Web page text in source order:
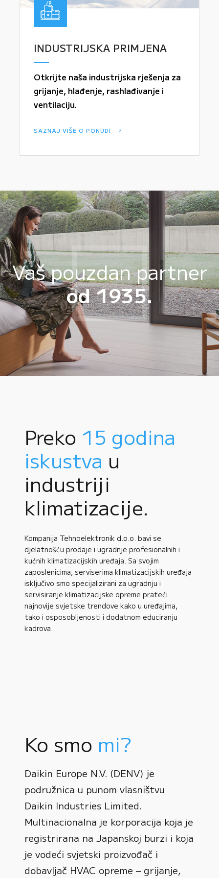
INDUSTRIJSKA PRIMJENA
Otkrijte naša industrijska rješenja za
grijanje, hlađenje, rashlađivanje i
ventilaciju.
SAZNAJ VIŠE O PONUDI
Vaš pouzdan partner
od 1935.
Preko 15 godina
iskustva u
industriji
klimatizacije.
Kompanija Tehnoelektronik d.o.o. bavi se
djelatnošću prodaje i ugradnje profesionalnih i
kućnih klimatizacijskih uređaja. Sa svojim
zaposlenicima, serviserima klimatizacijskih uređaja
isključivo smo specijalizirani za ugradnju i
servisiranje klimatizacijske opreme prateći
najnovije svjetske trendove kako u uređajima,
tako i osposobljenosti i dodatnom educiranju
kadrova.
Ko smo mi?
Daikin Europe N.V. (DENV) je
podružnica u punom vlasništvu
Daikin Industries Limited.
Multinacionalna je korporacija koja je
registrirana na Japanskoj burzi i koja
je vodeći svjetski proizvođač i
dobavljač HVAC opreme – grijanje,
0